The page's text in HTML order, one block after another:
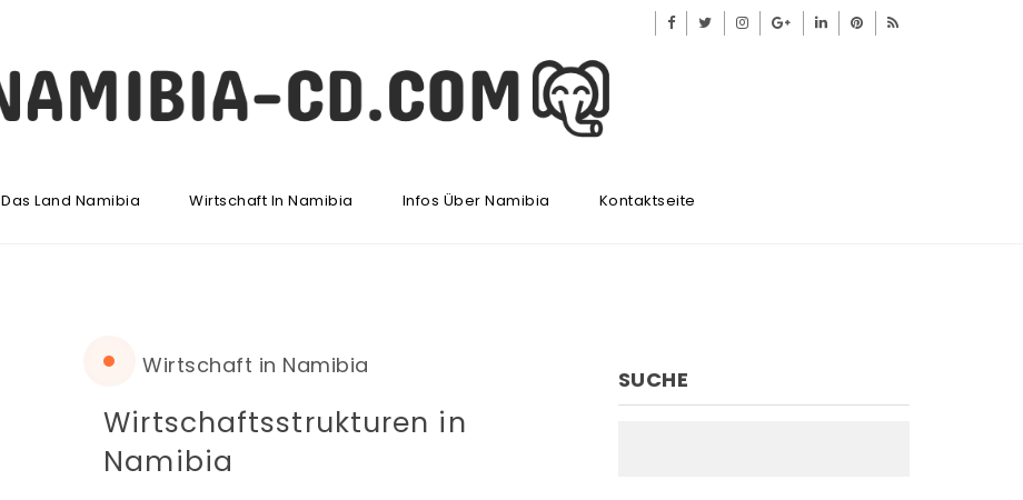
Das Land Namibia Wirtschaft In Namibia Infos Über Namibia Kontaktseite
Wirtschaft in Namibia
Wirtschaftsstrukturen in
Namibia
SUCHE